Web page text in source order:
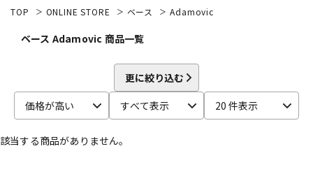
エレキギター アコギ/エレアコ
ベース
TOP ONLINE STORE ベース Adamovic
ベース Adamovic 商品一覧
更に絞り込む
価格が高い
すべて表示 20 件表示
該当する商品がありません。